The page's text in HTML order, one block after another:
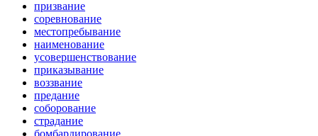
призвание
соревнование
местопребывание
наименование
усовершенствование
приказывание
воззвание
предание
соборование
страдание
бомбардирование